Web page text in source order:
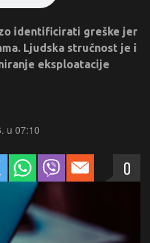
identificirati greške jer
Ljudska stručnost je i
eksploatacije
u 07:10
0